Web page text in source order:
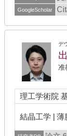
GoogleScholar
デ
准
理工学術院
結晶工学 | 薄